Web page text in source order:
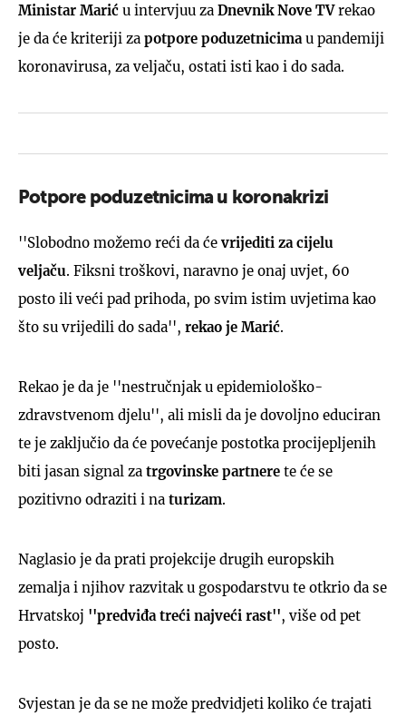
Ministar Marić u intervjuu za Dnevnik Nove TVrekao
je da će kriteriji za potpore poduzetnicima u pandemiji
koronavirusa, za veljaču, ostati isti kao i do sada.
Potpore poduzetnicima u koronakrizi
''Slobodno možemo reći da ćevrijediti za cijelu
veljaču. Fiksni troškovi, naravno je onaj uvjet, 60
posto ili veći pad prihoda, po svim istim uvjetima kao
što su vrijedili do sada'', rekao je Marić.
Rekao je da je ''nestručnjak u epidemiološko-
zdravstvenom djelu'', ali misli da je dovoljno educiran
te je zaključio da će povećanje postotka procijepljenih
biti jasan signal za trgovinske partnere te će se
pozitivno odraziti i na turizam.
Naglasio je da prati projekcije drugih europskih
zemalja i njihov razvitak u gospodarstvu te otkrio da se
Hrvatskoj ''predviđa treći najveći rast'', više od pet
posto.
Svjestan je da se ne može predvidjeti koliko će trajati